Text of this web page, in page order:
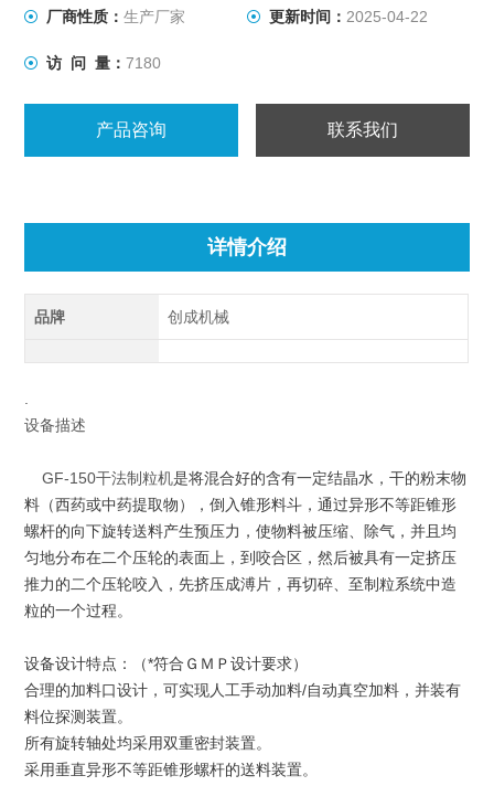
咬入，先挤压成溥片，再切碎、至制粒系统中造粒的一个
厂商性质：生产厂家 更新时间： 2025-04-22
访 问 量：7180
产品咨询 联系我们
详情介绍
品牌 创成机械
设备描述
GF-150干法制粒机是将混合好的含有一定结晶水，干的粉末物
料（西药或中药提取物），倒入锥形料斗，通过异形不等距锥形
螺杆的向下旋转送料产生预压力，使物料被压缩、除气，并且均
匀地分布在二个压轮的表面上，到咬合区，然后被具有一定挤压
推力的二个压轮咬入，先挤压成溥片，再切碎、至制粒系统中造
粒的一个过程。
设备设计特点：（*符合ＧＭＰ设计要求）
合理的加料口设计，可实现人工手动加料/自动真空加料，并装有
料位探测装置。
所有旋转轴处均采用双重密封装置。
采用垂直异形不等距锥形螺杆的送料装置。